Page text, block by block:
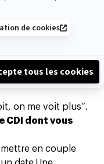
faut la jouer
des
on me voit plus”.
CDI dont vous
mettre en couple